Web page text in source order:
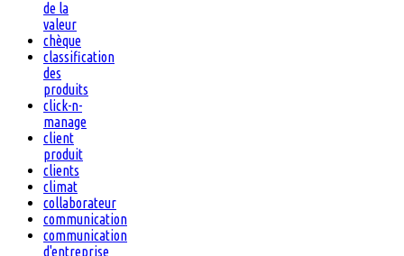
de la
valeur
chèque
classification
des
produits
click-n-
manage
client
produit
clients
climat
collaborateur
communication
communication
d'entreprise